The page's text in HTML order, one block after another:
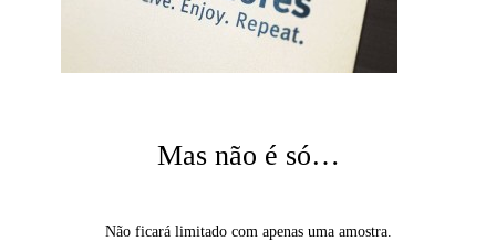
Mas não é só…
Não ficará limitado com apenas uma amostra.